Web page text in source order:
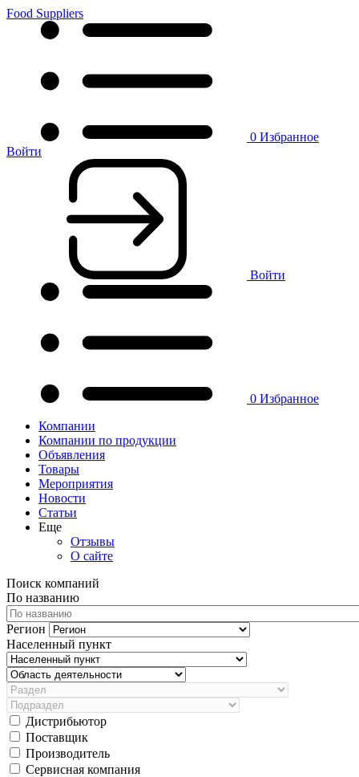
Food Suppliers
0 Избранное
Войти
Войти
0 Избранное
Компании
Компании по продукции
Объявления
Товары
Мероприятия
Новости
Статьи
Еще
Отзывы
О сайте
Поиск компаний
По названию
Регион
Населенный пункт
Дистрибьютор
Поставщик
Производитель
Сервисная компания